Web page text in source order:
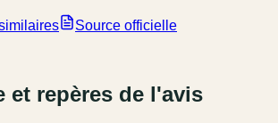
Source officielle
et repères de l'avis